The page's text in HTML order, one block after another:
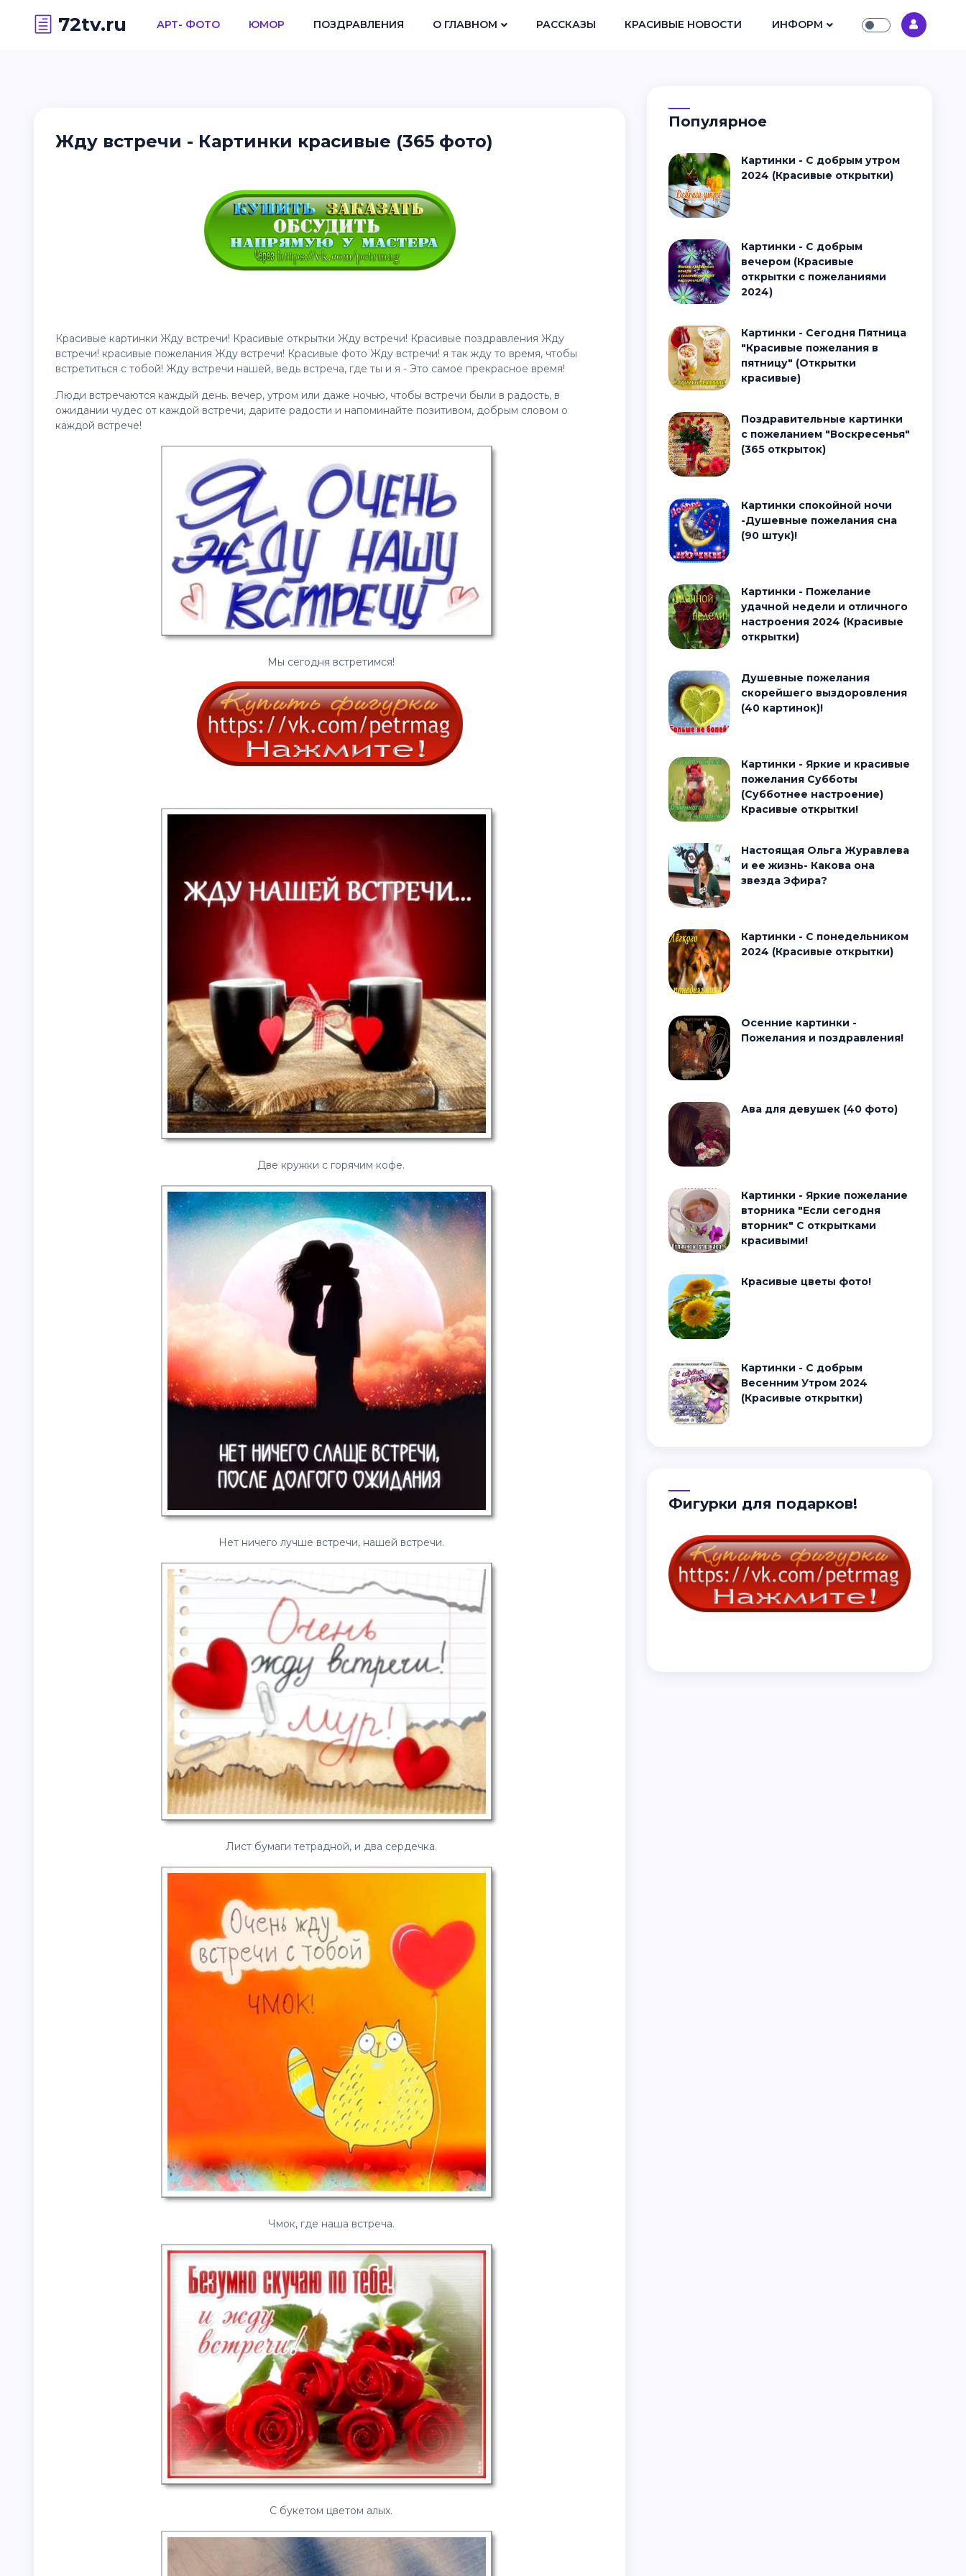
72tv.ru АРТ- ФОТО ЮМОР ПОЗДРАВЛЕНИЯ О ГЛАВНОМ РАССКАЗЫ КРАСИВЫЕ НОВОСТИ ИНФОРМ
Жду встречи - Картинки красивые (365 фото)
Красивые картинки Жду встречи! Красивые открытки Жду встречи! Красивые поздравления Жду
встречи! красивые пожелания Жду встречи! Красивые фото Жду встречи! я так жду то время, чтобы
встретиться с тобой! Жду встречи нашей, ведь встреча, где ты и я - Это самое прекрасное время!
Люди встречаются каждый день. вечер, утром или даже ночью, чтобы встречи были в радость, в
ожидании чудес от каждой встречи, дарите радости и напоминайте позитивом, добрым словом о
каждой встрече!
Мы сегодня встретимся!
Две кружки с горячим кофе.
Нет ничего лучше встречи, нашей встречи.
Лист бумаги тетрадной, и два сердечка.
Чмок, где наша встреча.
С букетом цветом алых.
Популярное
Картинки - С добрым утром
2024 (Красивые открытки)
Картинки - С добрым
вечером (Красивые
открытки с пожеланиями
2024)
Картинки - Сегодня Пятница
"Красивые пожелания в
пятницу" (Открытки
красивые)
Поздравительные картинки
с пожеланием "Воскресенья"
(365 открыток)
Картинки спокойной ночи
-Душевные пожелания сна
(90 штук)!
Картинки - Пожелание
удачной недели и отличного
настроения 2024 (Красивые
открытки)
Душевные пожелания
скорейшего выздоровления
(40 картинок)!
Картинки - Яркие и красивые
пожелания Субботы
(Субботнее настроение)
Красивые открытки!
Настоящая Ольга Журавлева
и ее жизнь- Какова она
звезда Эфира?
Картинки - С понедельником
2024 (Красивые открытки)
Осенние картинки -
Пожелания и поздравления!
Ава для девушек (40 фото)
Картинки - Яркие пожелание
вторника "Если сегодня
вторник" С открытками
красивыми!
Красивые цветы фото!
Картинки - С добрым
Весенним Утром 2024
(Красивые открытки)
Фигурки для подарков!